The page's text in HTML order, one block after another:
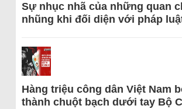
Sự nhục nhã của những quan
nhũng khi đối diện với pháp
Hàng triệu công dân Việt Nam
thành chuột bạch dưới tay Bộ